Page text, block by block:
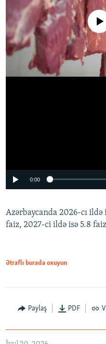
No media source
0:00
Azərbaycanda 2026-cı
faiz, 2027-ci ildə isə 5.8
Ətraflı burada oxuyun
Paylaş PDF